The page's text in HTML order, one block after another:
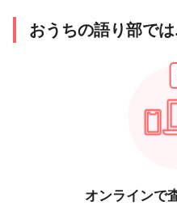
おうちの語り部で
オンラインで